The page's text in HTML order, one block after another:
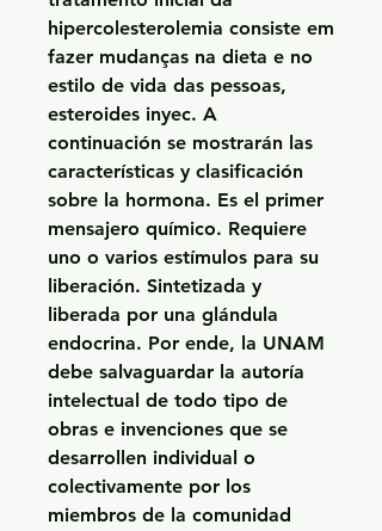
hipercolesterolemia consiste em
fazer mudanças na dieta e no
estilo de vida das pessoas,
esteroides inyec. A
continuación se mostrarán las
características y clasificación
sobre la hormona. Es el primer
mensajero químico. Requiere
uno o varios estímulos para su
liberación. Sintetizada y
liberada por una glándula
endocrina. Por ende, la UNAM
debe salvaguardar la autoría
intelectual de todo tipo de
obras e invenciones que se
desarrollen individual o
colectivamente por los
miembros de la comunidad